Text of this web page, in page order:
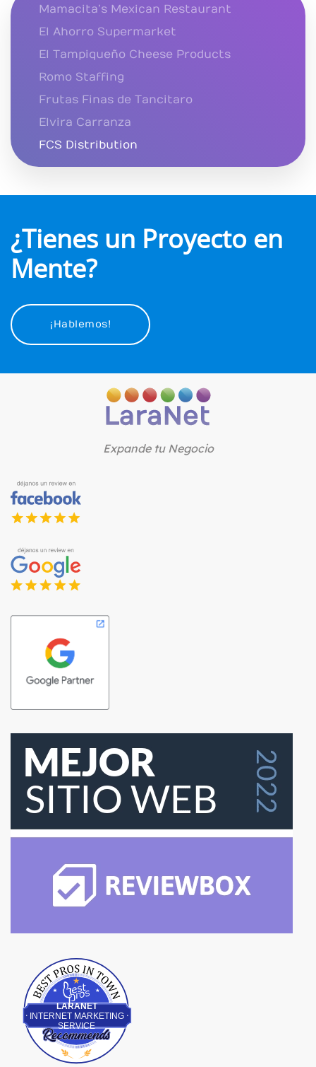
Mamacita’s Mexican Restaurant
El Ahorro Supermarket
El Tampiqueño Cheese Products
Romo Staffing
Frutas Finas de Tancitaro
Elvira Carranza
FCS Distribution
¿Tienes un Proyecto en
Mente?
¡Hablemos!
Expande tu Negocio
LARANET
INTERNET MARKETING
SERVICE
Best Pros In Town